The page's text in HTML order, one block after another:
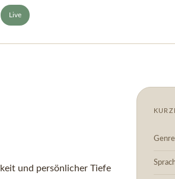
Live
und persönlicher Tiefe
Genre